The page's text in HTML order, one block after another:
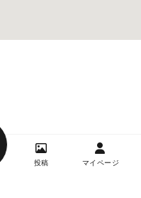
投稿 マイページ